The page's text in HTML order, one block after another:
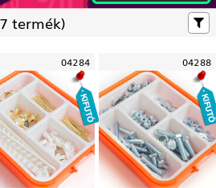
termék)
04284 04288